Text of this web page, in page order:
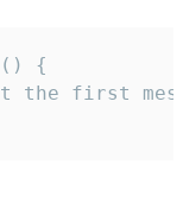
{
the first